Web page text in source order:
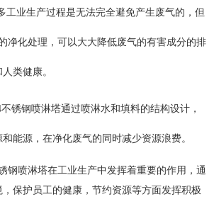
工业生产过程是无法完全避免产生废气的，但
净化处理，可以大大降低废气的有害成分的排
类健康。
锈钢喷淋塔通过喷淋水和填料的结构设计，
能源，在净化废气的同时减少资源浪费。
钢喷淋塔在工业生产中发挥着重要的作用，通
保护员工的健康，节约资源等方面发挥积极